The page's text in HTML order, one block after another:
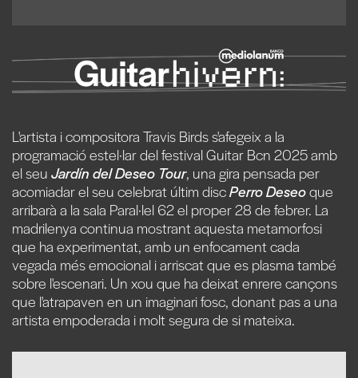
L'artista i compositora Travis Birds s'afegeix a la
programació estel·lar del festival Guitar Bcn 2025 amb
el seu Jardín del Deseo Tour, una gira pensada per
acomiadar el seu celebrat últim discPerro Deseoque
arribarà a la sala Paral·lel 62 el proper 28 de febrer. La
madrilenya continua mostrant aquesta metamorfosi
que ha experimentat, amb un enfocament cada
vegada més emocional i arriscat que es plasma també
sobre l'escenari. Un xou que ha deixat enrere cançons
que l'atrapaven en un imaginari fosc, donant pas a una
artista empoderada i molt segura de si mateixa.